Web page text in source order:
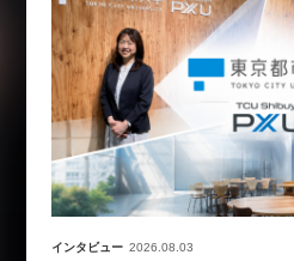
インタビュー 2026.08.03